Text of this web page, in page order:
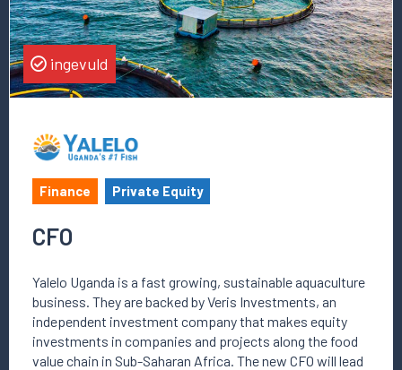
ingevuld
Finance Private Equity
CFO
Yalelo Uganda is a fast growing, sustainable aquaculture
business. They are backed by Veris Investments, an
independent investment company that makes equity
investments in companies and projects along the food
value chain in Sub-Saharan Africa. The new CFO will lead